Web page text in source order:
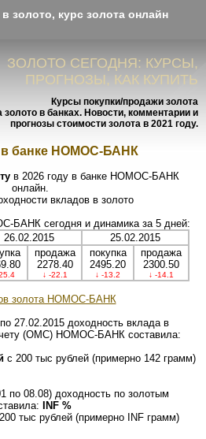
золото, курс золота онлайн
ЗОЛОТО СЕГОДНЯ: КУРСЫ,
ПРОГНОЗЫ, КАК КУПИТЬ
Курсы покупки/продажи золота
золото в банках. Новости, комментарии и
прогнозы стоимости золота в 2021 году.
в банке НОМОС-БАНК
в 2026 году в банке НОМОС-БАНК
онлайн.
вкладов в золото
БАНК сегодня и динамика за 5 дней:
26.02.2015
25.02.2015
продажа
2278.40
↓ -22.1
покупка
2495.20
↓ -13.2
продажа
2300.50
↓ -14.1
золота НОМОС-БАНК
27.02.2015 доходность вклада в
(ОМС) НОМОС-БАНК составила:
с 200 тыс рублей (примерно 142 грамм)
по 08.08) доходность по золотым
INF %
тыс рублей (примерно INF грамм)